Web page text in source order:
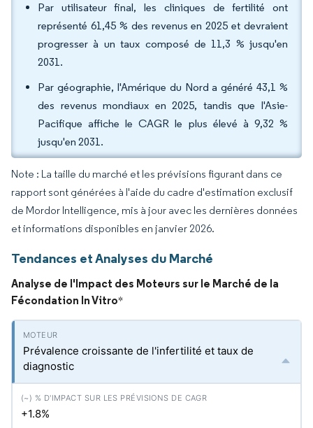
Par utilisateur final, les cliniques de fertilité ont
représenté 61,45 % des revenus en 2025 et devraient
progresser à un taux composé de 11,3 % jusqu'en
2031.
Par géographie, l'Amérique du Nord a généré 43,1 %
des revenus mondiaux en 2025, tandis que l'Asie-
Pacifique affiche le CAGR le plus élevé à 9,32 %
jusqu'en 2031.
Note : La taille du marché et les prévisions figurant dans ce
rapport sont générées à l'aide du cadre d'estimation exclusif
de Mordor Intelligence, mis à jour avec les dernières données
et informations disponibles en janvier 2026.
Tendances et Analyses du Marché
Analyse de l'Impact des Moteurs sur le Marché de la
Fécondation In Vitro*
Prévalence croissante de l'infertilité et taux de
diagnostic
+1.8%